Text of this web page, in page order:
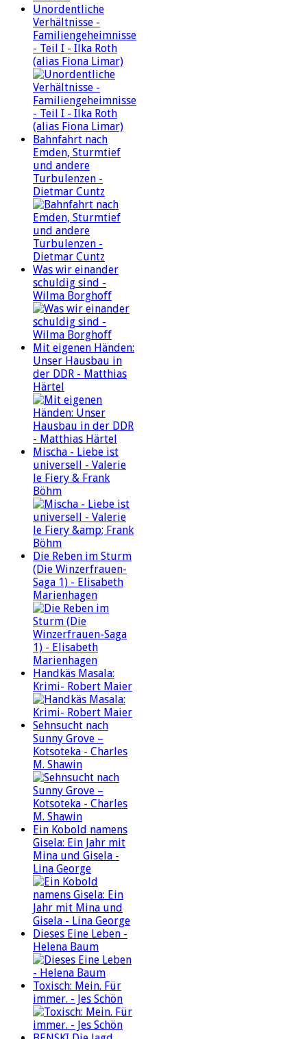
Unordentliche
Verhältnisse -
Familiengeheimnisse
- Teil I - Ilka Roth
(alias Fiona Limar)
Bahnfahrt nach
Emden, Sturmtief
und andere
Turbulenzen -
Dietmar Cuntz
Was wir einander
schuldig sind -
Wilma Borghoff
Mit eigenen Händen:
Unser Hausbau in
der DDR - Matthias
Härtel
Mischa - Liebe ist
universell - Valerie
le Fiery & Frank
Böhm
Die Reben im Sturm
(Die Winzerfrauen-
Saga 1) - Elisabeth
Marienhagen
Handkäs Masala:
Krimi- Robert Maier
Sehnsucht nach
Sunny Grove –
Kotsoteka - Charles
M. Shawin
Ein Kobold namens
Gisela: Ein Jahr mit
Mina und Gisela -
Lina George
Dieses Eine Leben -
Helena Baum
Toxisch: Mein. Für
immer. - Jes Schön